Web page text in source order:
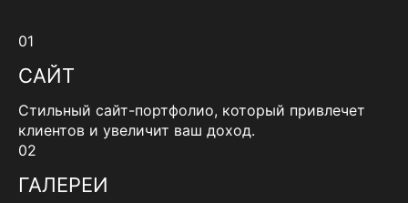
01
САЙТ
Стильный сайт-портфолио, который привлечет
клиентов и увеличит ваш доход.
02
ГАЛЕРЕИ